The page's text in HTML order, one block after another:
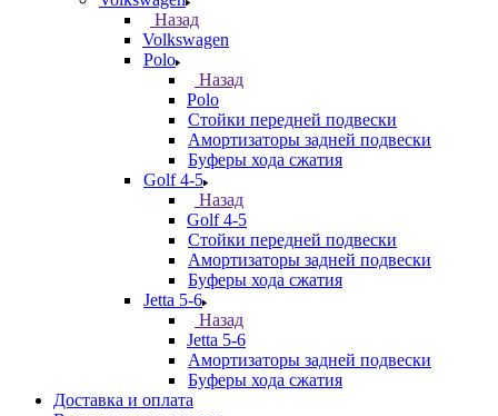
Назад
Volkswagen
Polo
Назад
Polo
Стойки передней подвески
Амортизаторы задней подвески
Буферы хода сжатия
Golf 4-5
Назад
Golf 4-5
Стойки передней подвески
Амортизаторы задней подвески
Буферы хода сжатия
Jetta 5-6
Назад
Jetta 5-6
Амортизаторы задней подвески
Буферы хода сжатия
Доставка и оплата